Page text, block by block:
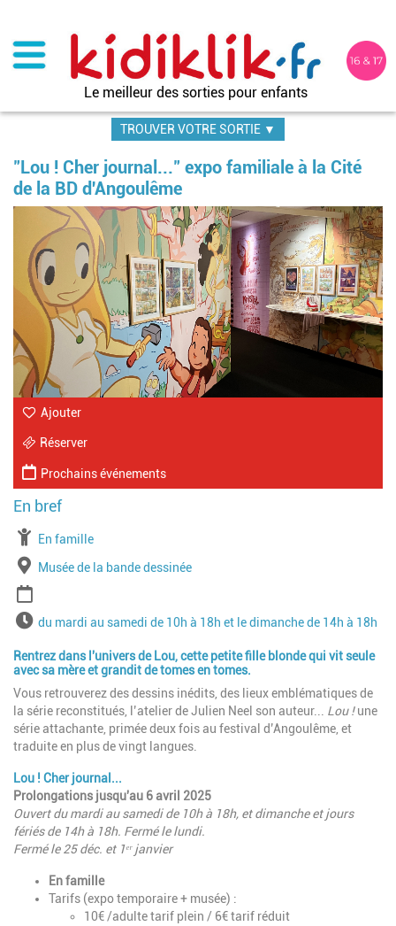
contenu
principal
Le meilleur des sorties pour enfants
TROUVER VOTRE SORTIE ▼
"Lou ! Cher journal..." expo familiale à la Cité
de la BD d'Angoulême
Ajouter
Réserver
Prochains événements
À partir de
En famille
Lieu
Musée de la bande dessinée
Horairesdu mardi au samedi de 10h à 18h et le dimanche de 14h à 18h
Rentrez dans l'univers de Lou, cette petite fille blonde qui vit seule
avec sa mère et grandit de tomes en tomes.
Vous retrouverez des dessins inédits, des lieux emblématiques de
la série reconstitués, l’atelier de Julien Neel son auteur... Lou !une
série attachante, primée deux fois au festival d’Angoulême, et
traduite en plus de vingt langues.
Lou ! Cher journal...
Prolongations jusqu'au 6 avril 2025
Ouvert du mardi au samedi de 10h à 18h, et dimanche et jours
fériés de 14h à 18h. Fermé le lundi.
Fermé le 25 déc. et 1ᵉʳ janvier
En famille
Tarifs (expo temporaire + musée) :
10€ /adulte tarif plein / 6€ tarif réduit